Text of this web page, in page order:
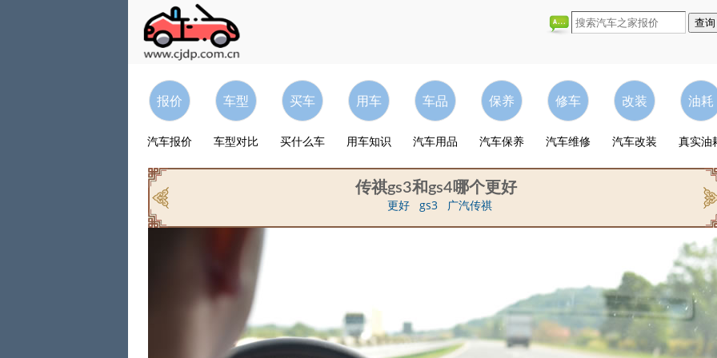
报价
汽车报价
车型
车型对比
买车
买什么车
用车
用车知识
车品
汽车用品
保养
汽车保养
修车
汽车维修
改装
汽车改装
油耗
真实油
传祺gs3和gs4哪个更好
更好 gs3 广汽传祺